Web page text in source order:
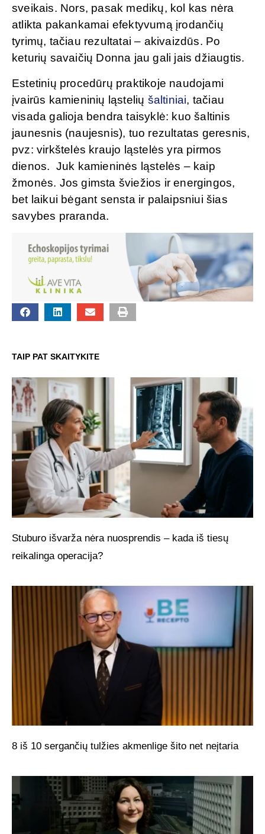
sveikais. Nors, pasak medikų, kol kas nėra
atlikta pakankamai efektyvumą įrodančių
tyrimų, tačiau rezultatai – akivaizdūs. Po
keturių savaičių Donna jau gali jais džiaugtis.
Estetinių procedūrų praktikoje naudojami
įvairūs kamieninių ląstelių šaltiniai, tačiau
visada galioja bendra taisyklė: kuo šaltinis
jaunesnis (naujesnis), tuo rezultatas geresnis,
pvz: virkštelės kraujo ląstelės yra pirmos
dienos. Juk kamieninės ląstelės – kaip
žmonės. Jos gimsta šviežios ir energingos,
bet laikui bėgant sensta ir palaipsniui šias
savybes praranda.
TAIP PAT SKAITYKITE
Stuburo išvarža nėra nuosprendis – kada iš tiesų
reikalinga operacija?
8 iš 10 sergančių tulžies akmenlige šito net neįtaria